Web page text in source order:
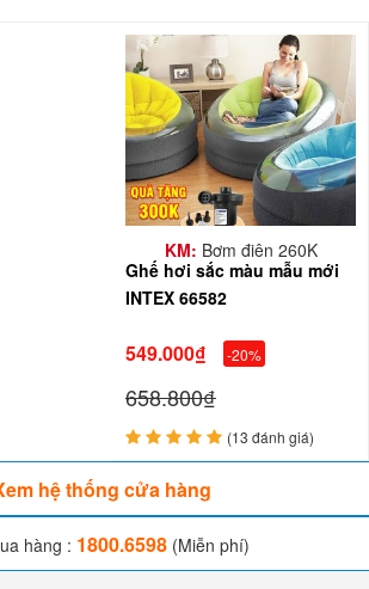
KM: Bơm điện 260K
Ghế hơi sắc màu mẫu mới
INTEX 66582
549.000₫ -20%
658.800₫
(13 đánh giá)
hệ thống cửa hàng
hàng : 1800.6598(Miễn phí)